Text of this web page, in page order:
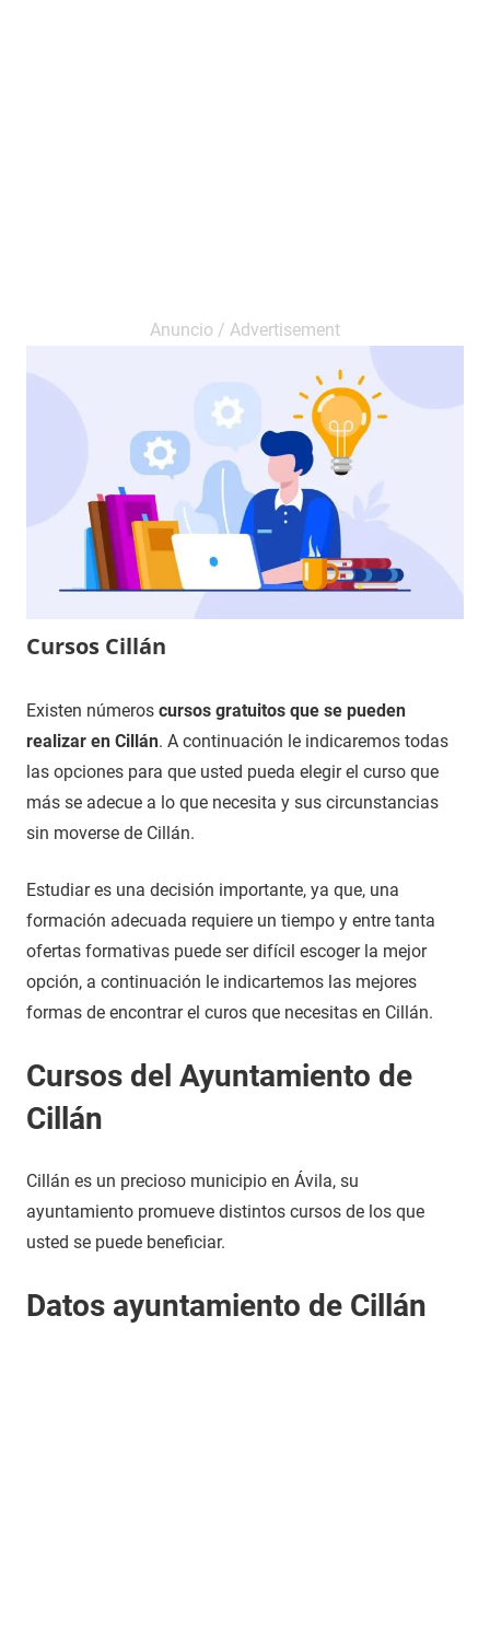
Cursos Cillán
3
de
diciembre
2020
Maria
Cursos
en
Ávila
Existen números cursos gratuitos que se pueden
realizar en Cillán. A continuación le indicaremos todas
las opciones para que usted pueda elegir el curso que
más se adecue a lo que necesita y sus circunstancias
sin moverse de Cillán.
Estudiar es una decisión importante, ya que, una
formación adecuada requiere un tiempo y entre tanta
ofertas formativas puede ser difícil escoger la mejor
opción, a continuación le indicartemos las mejores
formas de encontrar el curos que necesitas en Cillán.
Cursos del Ayuntamiento de
Cillán
Cillán es un precioso municipio en Ávila, su
ayuntamiento promueve distintos cursos de los que
usted se puede beneficiar.
Datos ayuntamiento de Cillán